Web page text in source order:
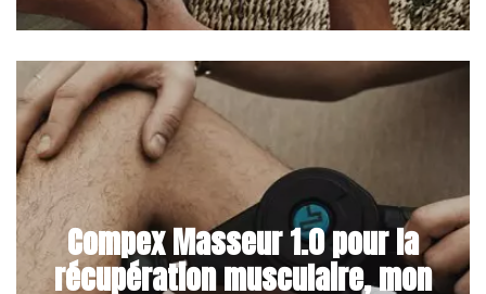
Compex Masseur 1.0 pour la
récupération musculaire, mon